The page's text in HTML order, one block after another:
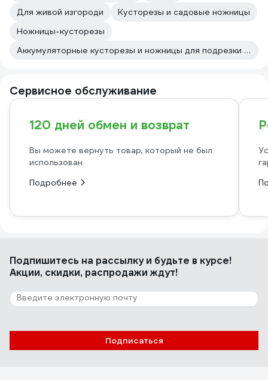
Для живой изгороди
Кусторезы и садовые ножницы
Ножницы-кусторезы
Аккумуляторные кусторезы и ножницы для подрезки живой изгороди
Сервисное обслуживание
120 дней обмен и возврат
Вы можете вернуть товар, который не был
использован
Подробнее
Подпишитесь на рассылкуи будьте в курсе!
Акции, скидки, распродажи ждут!
Подписаться